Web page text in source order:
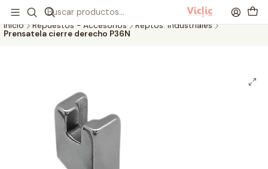
Este es el texto del slide
Leer más
Inicio
Repuestos - Accesorios
Reptos. Industriales
Prensatela cierre derecho P36N